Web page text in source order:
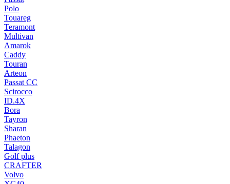
Polo
Touareg
Teramont
Multivan
Amarok
Caddy
Touran
Arteon
Passat CC
Scirocco
ID.4X
Bora
Tayron
Sharan
Phaeton
Talagon
Golf plus
CRAFTER
Volvo